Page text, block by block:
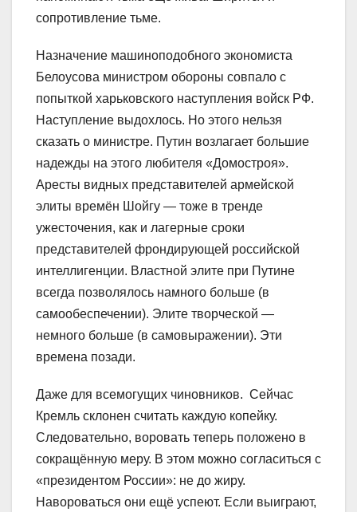
сопротивление тьме.
Назначение машиноподобного экономиста
Белоусова министром обороны совпало с
попыткой харьковского наступления войск РФ.
Наступление выдохлось. Но этого нельзя
сказать о министре. Путин возлагает большие
надежды на этого любителя «Домостроя».
Аресты видных представителей армейской
элиты времён Шойгу — тоже в тренде
ужесточения, как и лагерные сроки
представителей фрондирующей российской
интеллигенции. Властной элите при Путине
всегда позволялось намного больше (в
самообеспечении). Элите творческой —
немного больше (в самовыражении). Эти
времена позади.
Даже для всемогущих чиновников. Сейчас
Кремль склонен считать каждую копейку.
Следовательно, воровать теперь положено в
сокращённую меру. В этом можно согласиться с
«президентом России»: не до жиру.
Навороваться они ещё успеют. Если выиграют,